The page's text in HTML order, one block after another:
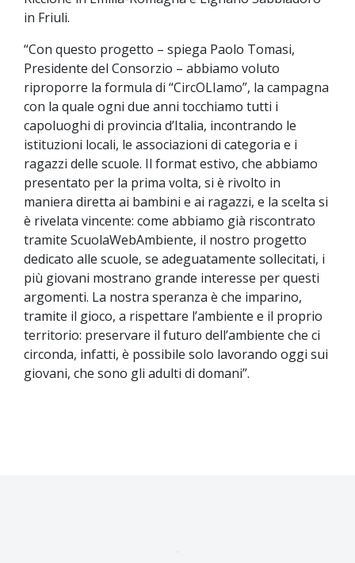
in Friuli.
“Con questo progetto – spiega Paolo Tomasi,
Presidente del Consorzio – abbiamo voluto
riproporre la formula di “CircOLIamo”, la campagna
con la quale ogni due anni tocchiamo tutti i
capoluoghi di provincia d’Italia, incontrando le
istituzioni locali, le associazioni di categoria e i
ragazzi delle scuole. Il format estivo, che abbiamo
presentato per la prima volta, si è rivolto in
maniera diretta ai bambini e ai ragazzi, e la scelta si
è rivelata vincente: come abbiamo già riscontrato
tramite ScuolaWebAmbiente, il nostro progetto
dedicato alle scuole, se adeguatamente sollecitati, i
più giovani mostrano grande interesse per questi
argomenti. La nostra speranza è che imparino,
tramite il gioco, a rispettare l’ambiente e il proprio
territorio: preservare il futuro dell’ambiente che ci
circonda, infatti, è possibile solo lavorando oggi sui
giovani, che sono gli adulti di domani”.